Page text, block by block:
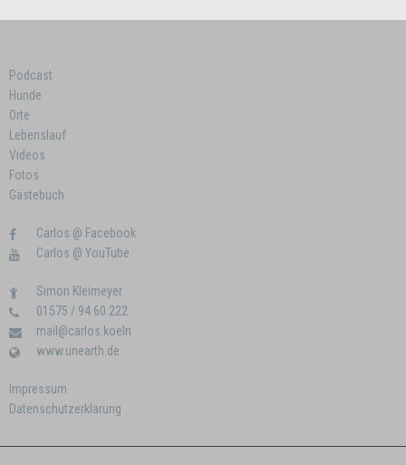
Podcast
Hunde
Orte
Lebenslauf
Videos
Fotos
Gästebuch
Carlos @ Facebook
Carlos @ YouTube
Simon Kleimeyer
01575 / 94 60 222
mail@carlos.koeln
www.unearth.de
Impressum
Datenschutzerklärung